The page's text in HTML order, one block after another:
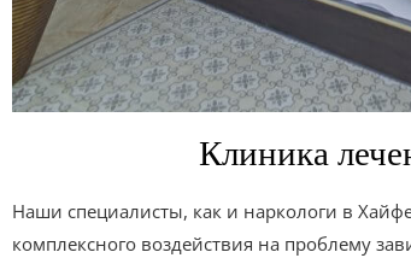
Клиника
Наши специалисты, как и наркологи в
комплексного воздействия на проблему